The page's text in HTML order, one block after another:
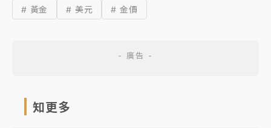
# 黃金 # 美元 # 金價
知更多